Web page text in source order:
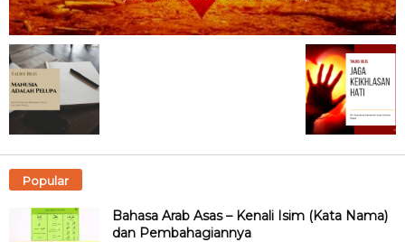
Popular
Bahasa Arab Asas – Kenali Isim (Kata Nama)
dan Pembahagiannya